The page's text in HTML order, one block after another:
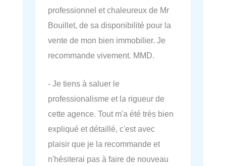
professionnel et chaleureux de Mr
Bouillet, de sa disponibilité pour la
vente de mon bien immobilier. Je
recommande vivement. MMD.
- Je tiens à saluer le
professionalisme et la rigueur de
cette agence. Tout m'a été très bien
expliqué et détaillé, c'est avec
plaisir que je la recommande et
n'hésiterai pas à faire de nouveau